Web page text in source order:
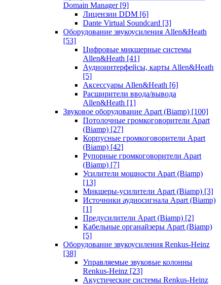
Domain Manager [9]
Лицензии DDM [6]
Dante Virtual Soundcard [3]
Оборудование звукоусиления Allen&Heath
[53]
Цифровые микшерные системы
Allen&Heath [41]
Аудиоинтерфейсы, карты Allen&Heath
[5]
Аксессуары Allen&Heath [6]
Расширители ввода/вывода
Allen&Heath [1]
Звуковое оборудование Apart (Biamp) [100]
Потолочные громкоговорители Apart
(Biamp) [27]
Корпусные громкоговорители Apart
(Biamp) [42]
Рупорные громкоговорители Apart
(Biamp) [7]
Усилители мощности Apart (Biamp)
[13]
Микшеры-усилители Apart (Biamp) [3]
Источники аудиосигнала Apart (Biamp)
[1]
Предусилители Apart (Biamp) [2]
Кабельные органайзеры Apart (Biamp)
[5]
Оборудование звукоусиления Renkus-Heinz
[38]
Управляемые звуковые колонны
Renkus-Heinz [23]
Акустические системы Renkus-Heinz